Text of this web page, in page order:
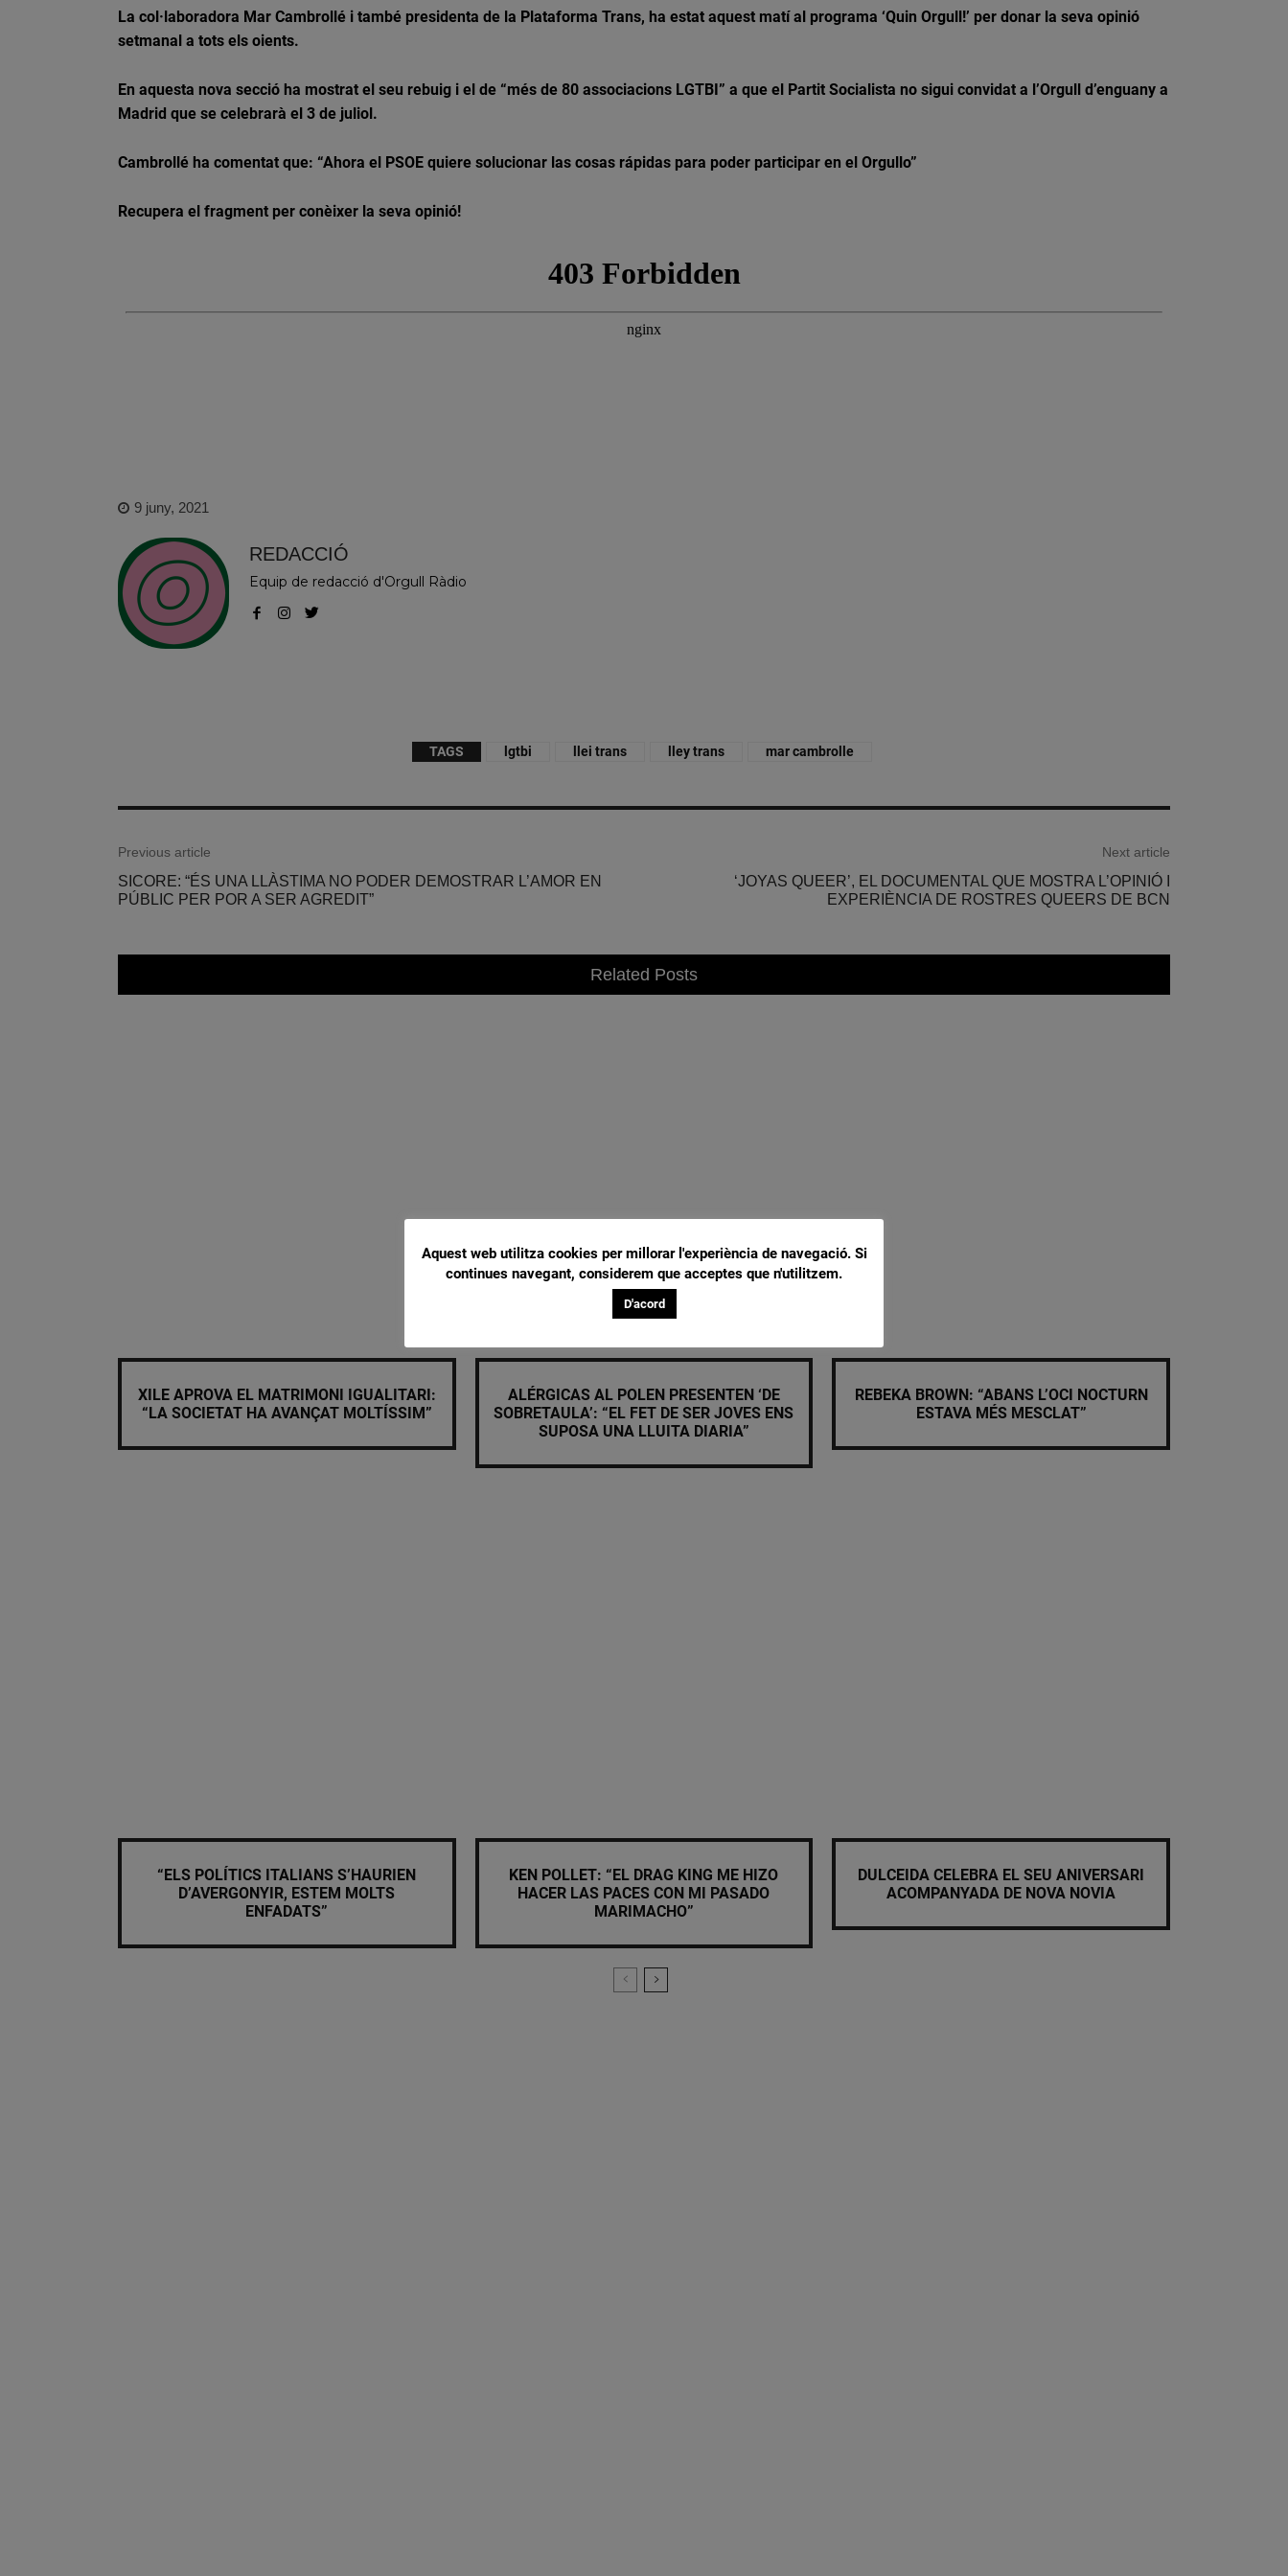
La col·laboradora Mar Cambrollé i també presidenta de la Plataforma Trans, ha estat aquest matí al programa ‘Quin Orgull!’ per donar la seva opinió
setmanal a tots els oients.
En aquesta nova secció ha mostrat el seu rebuig i el de “més de 80 associacions LGTBI” a que el Partit Socialista no sigui convidat a l’Orgull d’enguany a
Madrid que se celebrarà el 3 de juliol.
Cambrollé ha comentat que: “Ahora el PSOE quiere solucionar las cosas rápidas para poder participar en el Orgullo”
Recupera el fragment per conèixer la seva opinió!
9 juny, 2021
REDACCIÓ
Equip de redacció d'Orgull Ràdio
TAGS lgtbi llei trans lley trans mar cambrolle
Previous article
SICORE: “ÉS UNA LLÀSTIMA NO PODER DEMOSTRAR L’AMOR EN
PÚBLIC PER POR A SER AGREDIT”
Next article
‘JOYAS QUEER’, EL DOCUMENTAL QUE MOSTRA L’OPINIÓ I
EXPERIÈNCIA DE ROSTRES QUEERS DE BCN
Related Posts
XILE APROVA EL MATRIMONI IGUALITARI:
“LA SOCIETAT HA AVANÇAT MOLTÍSSIM”
ALÉRGICAS AL POLEN PRESENTEN ‘DE
SOBRETAULA’: “EL FET DE SER JOVES ENS
SUPOSA UNA LLUITA DIARIA”
REBEKA BROWN: “ABANS L’OCI NOCTURN
ESTAVA MÉS MESCLAT”
“ELS POLÍTICS ITALIANS S’HAURIEN
D’AVERGONYIR, ESTEM MOLTS
ENFADATS”
KEN POLLET: “EL DRAG KING ME HIZO
HACER LAS PACES CON MI PASADO
MARIMACHO”
DULCEIDA CELEBRA EL SEU ANIVERSARI
ACOMPANYADA DE NOVA NOVIA
Aquest web utilitza cookies per millorar l'experiència de navegació. Si
continues navegant, considerem que acceptes que n'utilitzem.
D'acord